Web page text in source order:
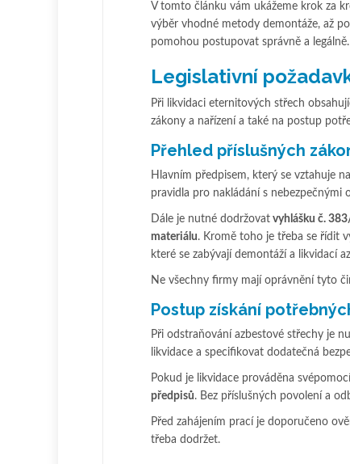
V tomto článku vám ukážeme krok za
výběr vhodné metody demontáže, až
pomohou postupovat správně a legálně.
Legislativní
Při likvidaci eternitových střech
zákony a nařízení a také na postup
Přehled příslušných
Hlavním předpisem, který se vztahuje
pravidla pro nakládání s nebezpečnými
Dále je nutné dodržovat vyhlášku č.
materiálu. Kromě toho je třeba se řídit
které se zabývají demontáží a likvidací
Ne všechny firmy mají oprávnění tyto
Postup získání
Při odstraňování azbestové střechy je
likvidace a specifikovat dodatečná
Pokud je likvidace prováděna
předpisů. Bez příslušných povolení a
Před zahájením prací je doporučeno
třeba dodržet.